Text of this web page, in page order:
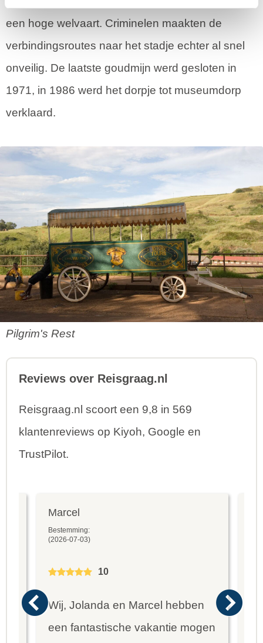
een hoge welvaart. Criminelen maakten de
verbindingsroutes naar het stadje echter al snel
onveilig. De laatste goudmijn werd gesloten in
1971, in 1986 werd het dorpje tot museumdorp
verklaard.
Pilgrim's Rest
Reviews over Reisgraag.nl
Reisgraag.nl scoort een 9,8 in 569
klantenreviews op Kiyoh, Google en
TrustPilot.
Marcel
Bestemming:
(2026-07-03)
10
Wij, Jolanda en Marcel hebben
een fantastische vakantie mogen